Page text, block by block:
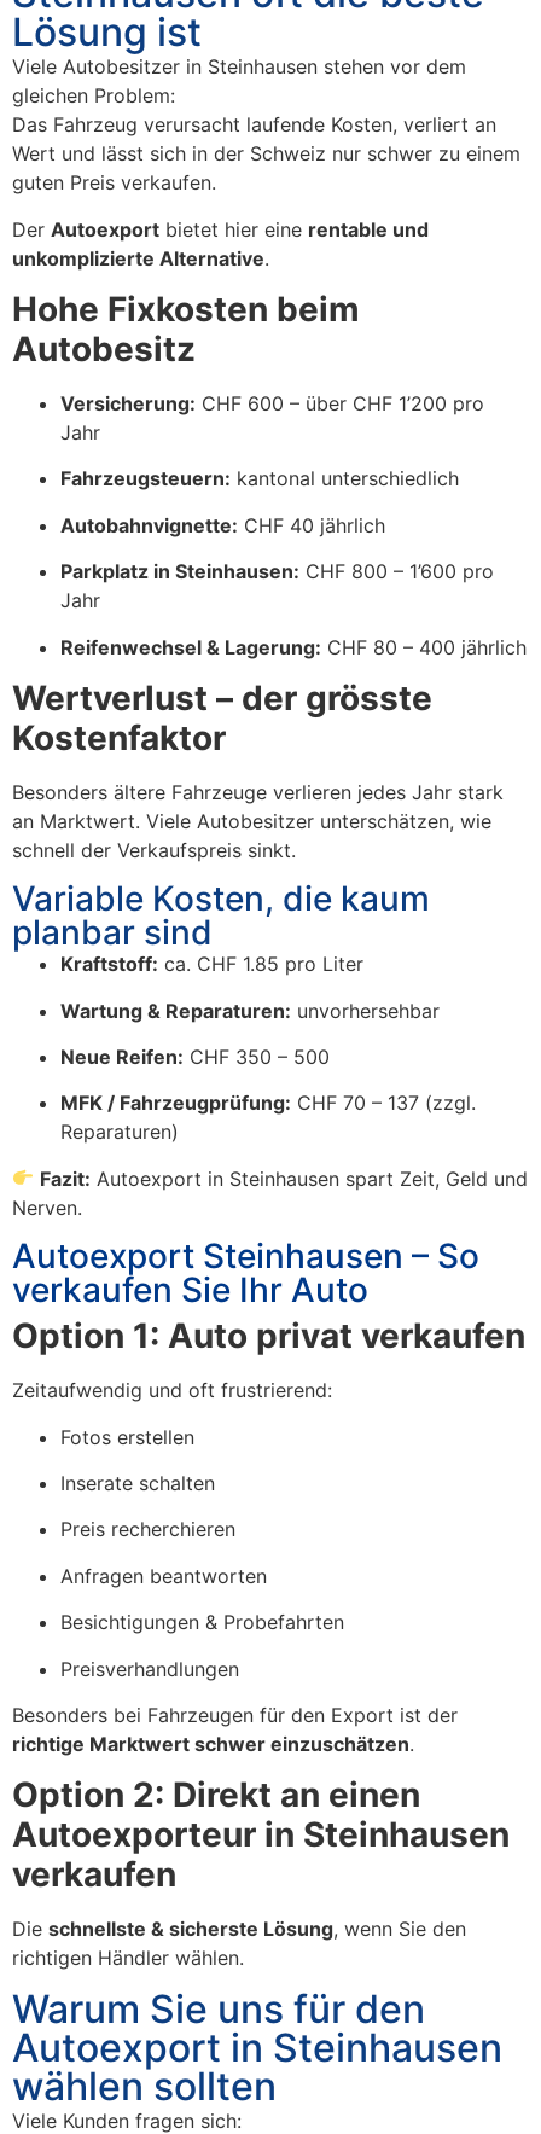
Lösung ist
Viele Autobesitzer in Steinhausen stehen vor dem
gleichen Problem:
Das Fahrzeug verursacht laufende Kosten, verliert an
Wert und lässt sich in der Schweiz nur schwer zu einem
guten Preis verkaufen.
Der Autoexport bietet hier eine rentable und
unkomplizierte Alternative.
Hohe Fixkosten beim
Autobesitz
Versicherung: CHF 600 – über CHF 1’200 pro
Jahr
Fahrzeugsteuern: kantonal unterschiedlich
Autobahnvignette: CHF 40 jährlich
Parkplatz in Steinhausen: CHF 800 – 1’600 pro
Jahr
Reifenwechsel & Lagerung: CHF 80 – 400 jährlich
Wertverlust – der grösste
Kostenfaktor
Besonders ältere Fahrzeuge verlieren jedes Jahr stark
an Marktwert. Viele Autobesitzer unterschätzen, wie
schnell der Verkaufspreis sinkt.
Variable Kosten, die kaum
planbar sind
Kraftstoff: ca. CHF 1.85 pro Liter
Wartung & Reparaturen: unvorhersehbar
Neue Reifen: CHF 350 – 500
MFK / Fahrzeugprüfung: CHF 70 – 137 (zzgl.
Reparaturen)
Fazit: Autoexport in Steinhausen spart Zeit, Geld und
Nerven.
Autoexport Steinhausen – So
verkaufen Sie Ihr Auto
Option 1: Auto privat verkaufen
Zeitaufwendig und oft frustrierend:
Fotos erstellen
Inserate schalten
Preis recherchieren
Anfragen beantworten
Besichtigungen & Probefahrten
Preisverhandlungen
Besonders bei Fahrzeugen für den Export ist der
richtige Marktwert schwer einzuschätzen.
Option 2: Direkt an einen
Autoexporteur in Steinhausen
verkaufen
Die schnellste & sicherste Lösung, wenn Sie den
richtigen Händler wählen.
Warum Sie uns für den
Autoexport in Steinhausen
wählen sollten
Viele Kunden fragen sich: